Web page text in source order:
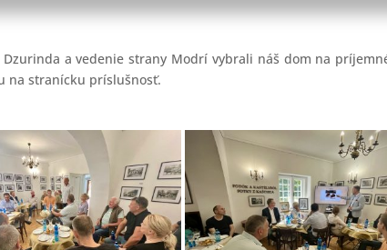
a vedenie strany Modrí vybrali náš dom na
na stranícku príslušnosť.